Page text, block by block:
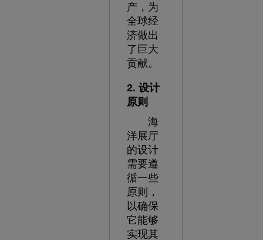
产，为
全球经
济做出
了巨大
贡献。
2. 设计
原则
海
洋展厅
的设计
需要遵
循一些
原则，
以确保
它能够
实现其